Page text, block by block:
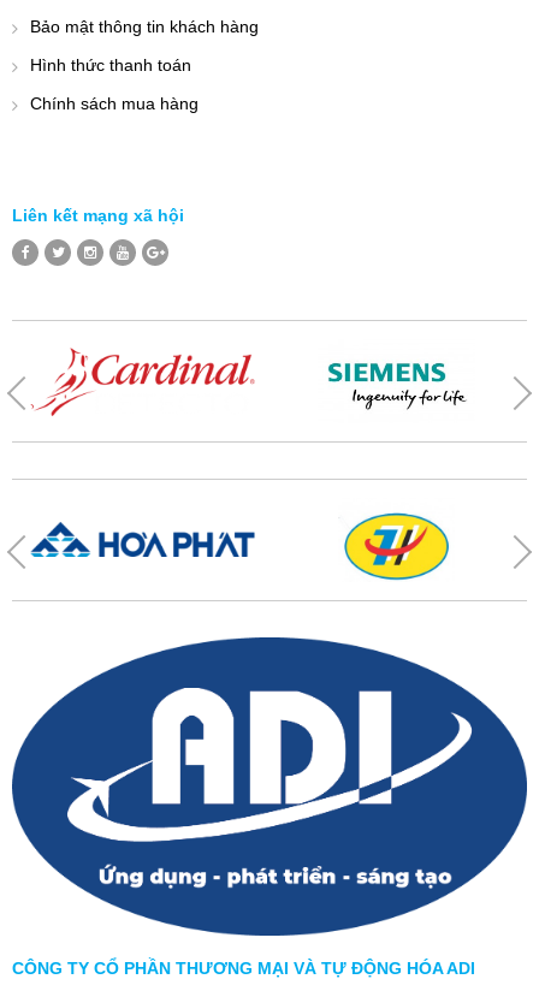
Bảo mật thông tin khách hàng
Hình thức thanh toán
Chính sách mua hàng
Liên kết mạng xã hội
CÔNG TY CỔ PHẦN THƯƠNG MẠI VÀ TỰ ĐỘNG HÓA ADI